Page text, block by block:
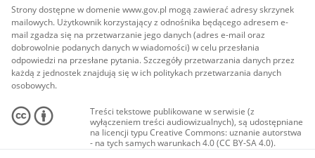
Strony dostępne w domenie www.gov.pl mogą zawierać adresy skrzynek
mailowych. Użytkownik korzystający z odnośnika będącego adresem e-
mail zgadza się na przetwarzanie jego danych (adres e-mail oraz
dobrowolnie podanych danych w wiadomości) w celu przesłania
odpowiedzi na przesłane pytania. Szczegóły przetwarzania danych przez
każdą z jednostek znajdują się w ich politykach przetwarzania danych
osobowych.
Treści tekstowe publikowane w serwisie (z
wyłączeniem treści audiowizualnych), są udostępniane
na licencji typu Creative Commons: uznanie autorstwa
- na tych samych warunkach 4.0 (CC BY-SA 4.0).
Materiały audiowizualne, w tym zdjęcia, materiały